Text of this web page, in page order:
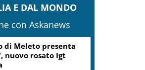
E DAL MONDO
con Askanews
di Meleto presenta
nuovo rosato Igt